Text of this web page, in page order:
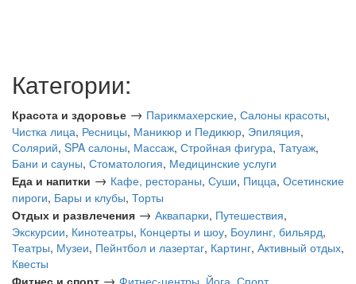
Категории:
Красота и здоровье → Парикмахерские, Салоны красоты,
Чистка лица, Ресницы, Маникюр и Педикюр, Эпиляция,
Солярий, SPA салоны, Массаж, Стройная фигура, Татуаж,
Бани и сауны, Стоматология, Медицинские услуги
Еда и напитки → Кафе, рестораны, Суши, Пицца, Осетинские
пироги, Бары и клубы, Торты
Отдых и развлечения → Аквапарки, Путешествия,
Экскурсии, Кинотеатры, Концерты и шоу, Боулинг, бильярд,
Театры, Музеи, Пейнтбол и лазертаг, Картинг, Активный отдых,
Квесты
Фитнес и спорт → Фитнес-центры, Йога, Спорт